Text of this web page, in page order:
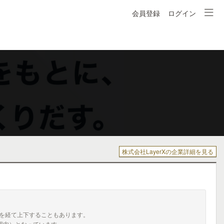
会員登録 ログイン
株式会社LayerXの企業詳細を見る
て上下することもあります。